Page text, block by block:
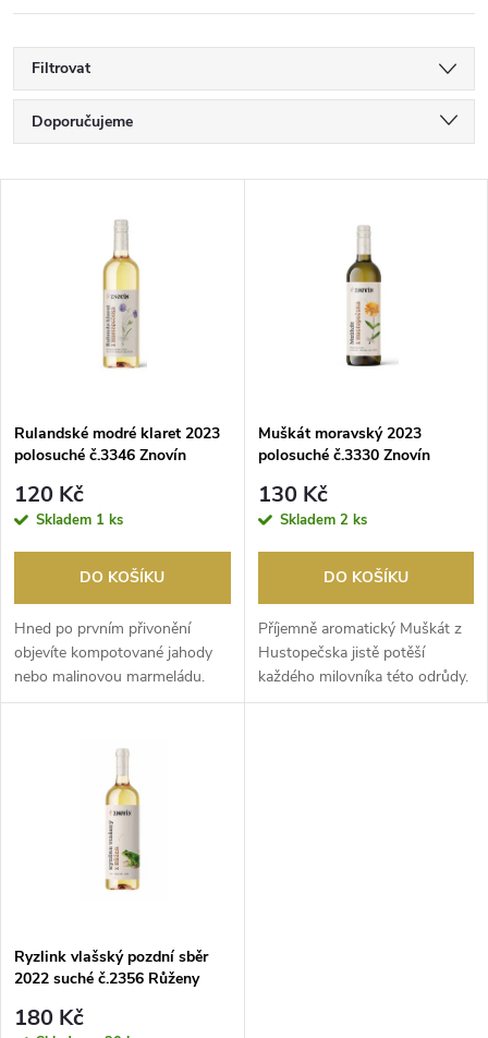
Filtrovat
Ř
a
p
r
o
d
u
Doporučujeme
Nejprodávanější
s
p
r
d
u
Rulandské modré klaret 2023
polosuché č.3346 Znovín
120 Kč
Skladem 1 ks
DO KOŠÍKU
Hned po prvním přivonění
objevíte kompotované jahody
nebo malinovou marmeládu.
Chuť je krásně hladká...
Muškát moravský 2023
polosuché č.3330 Znovín
130 Kč
Skladem 2 ks
DO KOŠÍKU
Příjemně aromatický Muškát z
Hustopečska jistě potěší
každého milovníka této odrůdy.
Nižší zbytkov...
Ryzlink vlašský pozdní sběr
2022 suché č.2356 Růženy
180 Kč